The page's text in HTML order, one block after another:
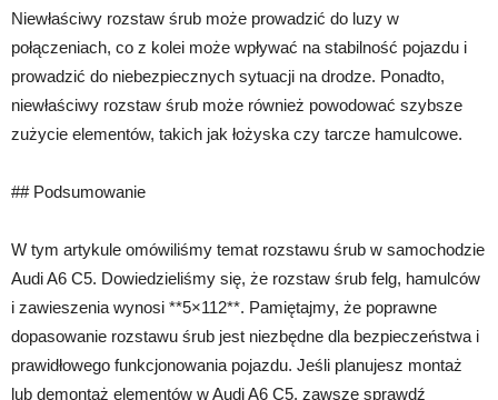
Niewłaściwy rozstaw śrub może prowadzić do luzy w
połączeniach, co z kolei może wpływać na stabilność pojazdu i
prowadzić do niebezpiecznych sytuacji na drodze. Ponadto,
niewłaściwy rozstaw śrub może również powodować szybsze
zużycie elementów, takich jak łożyska czy tarcze hamulcowe.
## Podsumowanie
W tym artykule omówiliśmy temat rozstawu śrub w samochodzie
Audi A6 C5. Dowiedzieliśmy się, że rozstaw śrub felg, hamulców
i zawieszenia wynosi **5×112**. Pamiętajmy, że poprawne
dopasowanie rozstawu śrub jest niezbędne dla bezpieczeństwa i
prawidłowego funkcjonowania pojazdu. Jeśli planujesz montaż
lub demontaż elementów w Audi A6 C5, zawsze sprawdź